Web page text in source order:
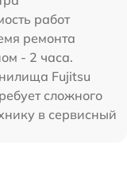
работ
ремонта
- 2 часа.
Fujitsu
сложного
в сервисный